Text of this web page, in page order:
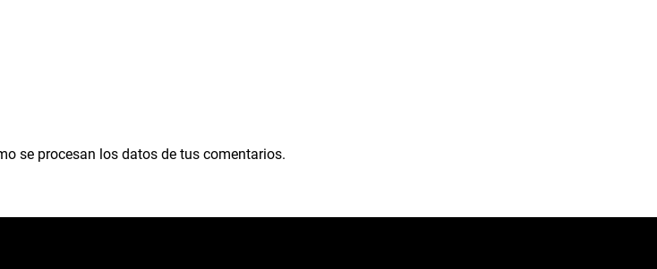
se procesan los datos de tus comentarios.